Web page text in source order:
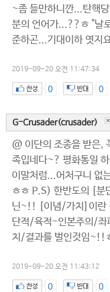
~좀 들만하니깐...탄핵
분의 언어가...??ㅎ "날
준하곤...기대이하 엿지
2019-09-20 오전 11:47:34
0 0
G-Crusader(crusader)
@ 이단의 조종을 받은,
족입네다~? 평화통일
이말처럼...어처구니 없
ㅎㅎ P.S) 한반도의 [분
닌~!! [이념/가치]이란
단적/육적-인본주의/좌
치/결과를 벌인것임~!!
2019-09-20 오전 11:43:12
0 0